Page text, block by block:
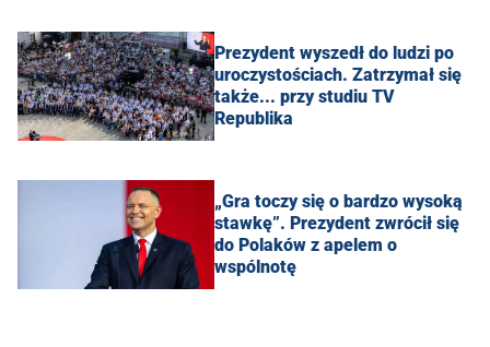
Prezydent wyszedł do ludzi po
uroczystościach. Zatrzymał się
także... przy studiu TV
Republika
„Gra toczy się o bardzo wysoką
stawkę”. Prezydent zwrócił się
do Polaków z apelem o
wspólnotę